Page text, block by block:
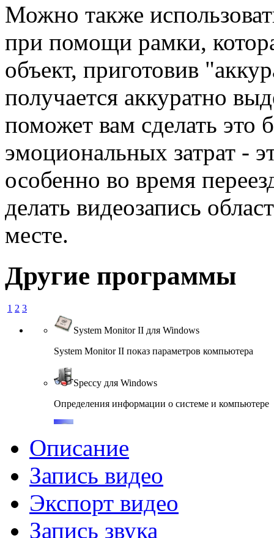
Можно также
при помощи рамки,
объект, приготовив
получается аккуратно
поможет вам сделать
эмоциональных затрат -
особенно во время
делать видеозапись
месте.
Другие программы
1 2 3
System Monitor II для Windows
System Monitor II показ параметров компьютера
Speccy для Windows
Определения информации о системе и компьютере
CrystalDiskInfo - информация о жёстком диске.
CPU-Z для Windows
Сведения об установленном процессоре.
Описание
Запись видео
Экспорт видео
Запись звука